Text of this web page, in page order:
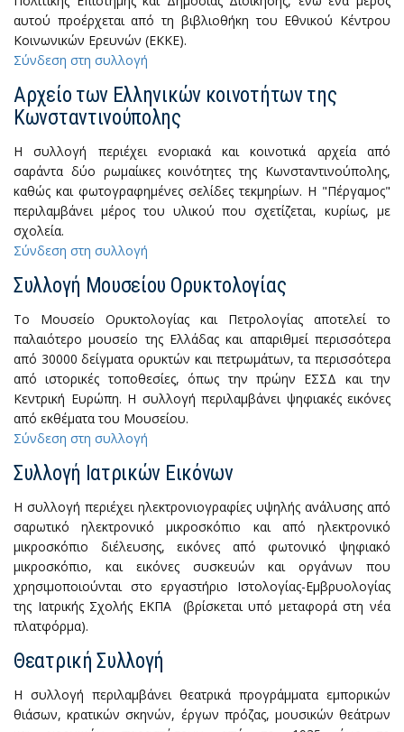
αυτού προέρχεται από τη βιβλιοθήκη του Εθνικού Κέντρου
Κοινωνικών Ερευνών (ΕΚΚΕ).
Σύνδεση στη συλλογή
Αρχείο των Ελληνικών κοινοτήτων της
Κωνσταντινούπολης
Η συλλογή περιέχει ενοριακά και κοινοτικά αρχεία από
σαράντα δύο ρωμαίικες κοινότητες της Κωνσταντινούπολης,
καθώς και φωτογραφημένες σελίδες τεκμηρίων. Η "Πέργαμος"
περιλαμβάνει μέρος του υλικού που σχετίζεται, κυρίως, με
σχολεία.
Σύνδεση στη συλλογή
Συλλογή Μουσείου Ορυκτολογίας
Το Μουσείο Ορυκτολογίας και Πετρολογίας αποτελεί το
παλαιότερο μουσείο της Ελλάδας και απαριθμεί περισσότερα
από 30000 δείγματα ορυκτών και πετρωμάτων, τα περισσότερα
από ιστορικές τοποθεσίες, όπως την πρώην ΕΣΣΔ και την
Κεντρική Ευρώπη. Η συλλογή περιλαμβάνει ψηφιακές εικόνες
από εκθέματα του Μουσείου.
Σύνδεση στη συλλογή
Συλλογή Ιατρικών Εικόνων
Η συλλογή περιέχει ηλεκτρονιογραφίες υψηλής ανάλυσης από
σαρωτικό ηλεκτρονικό μικροσκόπιο και από ηλεκτρονικό
μικροσκόπιο διέλευσης, εικόνες από φωτονικό ψηφιακό
μικροσκόπιο, και εικόνες συσκευών και οργάνων που
χρησιμοποιούνται στο εργαστήριο Ιστολογίας-Εμβρυολογίας
της Ιατρικής Σχολής ΕΚΠΑ (βρίσκεται υπό μεταφορά στη νέα
πλατφόρμα).
Θεατρική Συλλογή
Η συλλογή περιλαμβάνει θεατρικά προγράμματα εμπορικών
θιάσων, κρατικών σκηνών, έργων πρόζας, μουσικών θεάτρων